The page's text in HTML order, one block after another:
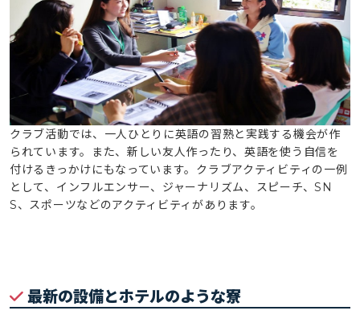
クラブ活動では、一人ひとりに英語の習熟と実践する機会が作
られています。また、新しい友人作ったり、英語を使う自信を
付けるきっかけにもなっています。クラブアクティビティの一例
として、インフルエンサー、ジャーナリズム、スピーチ、SN
S、スポーツなどのアクティビティがあります。
最新の設備とホテルのような寮